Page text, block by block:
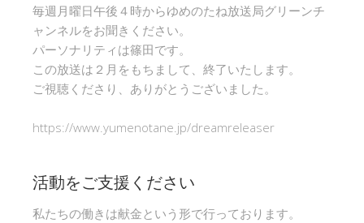
毎週月曜日午後４時からゆめのたね放送局グリーンチ
ャンネルをお聞きください。
パーソナリティは篠田です。
この放送は２月をもちまして、終了いたします。
ご視聴くださり、ありがとうございました。
https://www.yumenotane.jp/dreamreleaser
活動をご支援ください
私たちの働きは献金という形で行っております。